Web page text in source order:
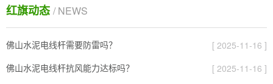
红旗动态 / NEWS
佛山水泥电线杆需要防雷吗？
[ 2025-11-16 ]
佛山水泥电线杆抗风能力达标吗？
[ 2025-11-16 ]